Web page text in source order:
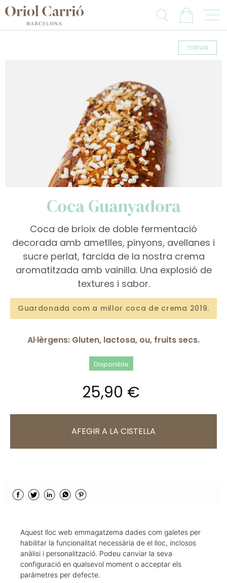
TORNAR
Coca Guanyadora
Coca de brioix de doble fermentació
decorada amb ametlles, pinyons, avellanes i
sucre perlat, farcida de la nostra crema
aromatitzada amb vainilla. Una explosió de
textures i sabor.
Guardonada com a millor coca de crema 2019.
Al·lèrgens: Gluten, lactosa, ou, fruits secs.
Disponible
25,90 €
AFEGIR A LA CISTELLA
T'agradaria treballar amb
nosaltres?
Aquest lloc web emmagatzema dades com galetes per
habilitar la funcionalitat necessària de el lloc, inclosos
anàlisi i personalització. Podeu canviar la seva
configuració en qualsevol moment o acceptar els
paràmetres per defecte.